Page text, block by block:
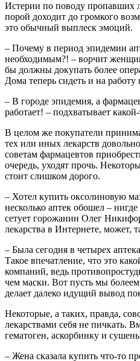
Истерии по поводу пропавших
порой доходит до громкого
это обычный выплеск эмоций.
– Почему в период эпидемии
необходимым?! – ворчит
бы должны докупать более
Дома теперь сидеть и на работу
– В городе эпидемия, а
работает! – подхватывает
В целом же покупатели
тех или иных лекарств
советам фармацевтов
очередь, уходят прочь.
стоит слишком дорого.
– Хотел купить оксолиновую
несколько аптек обошел –
сетует горожанин Олег
лекарства в Интернете, может,
– Была сегодня в четырех
Такое впечатление, что это
компаний, ведь
чем маски. Вот пусть мы
делает далеко идущий вывод
Некоторые, а таких, правда,
лекарствами себя не пичкать.
гематоген, аскорбинку и
– Жена сказала купить что-то